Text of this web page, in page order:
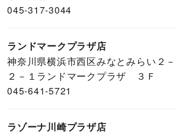
045-317-3044
ランドマークプラザ店
神奈川県横浜市西区みなとみらい２－
２－１ランドマークプラザ ３Ｆ
045-641-5721
ラゾーナ川崎プラザ店